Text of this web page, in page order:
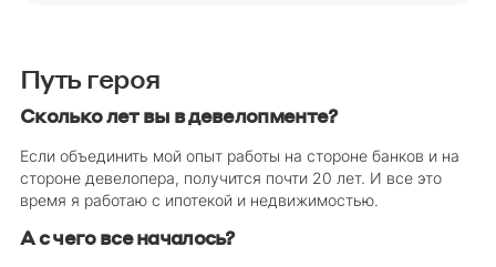
Путь героя
Сколько лет вы в девелопменте?
Если объединить мой опыт работы на стороне банков и на
стороне девелопера, получится почти 20 лет. И все это
время я работаю с ипотекой и недвижимостью.
А с чего все началось?